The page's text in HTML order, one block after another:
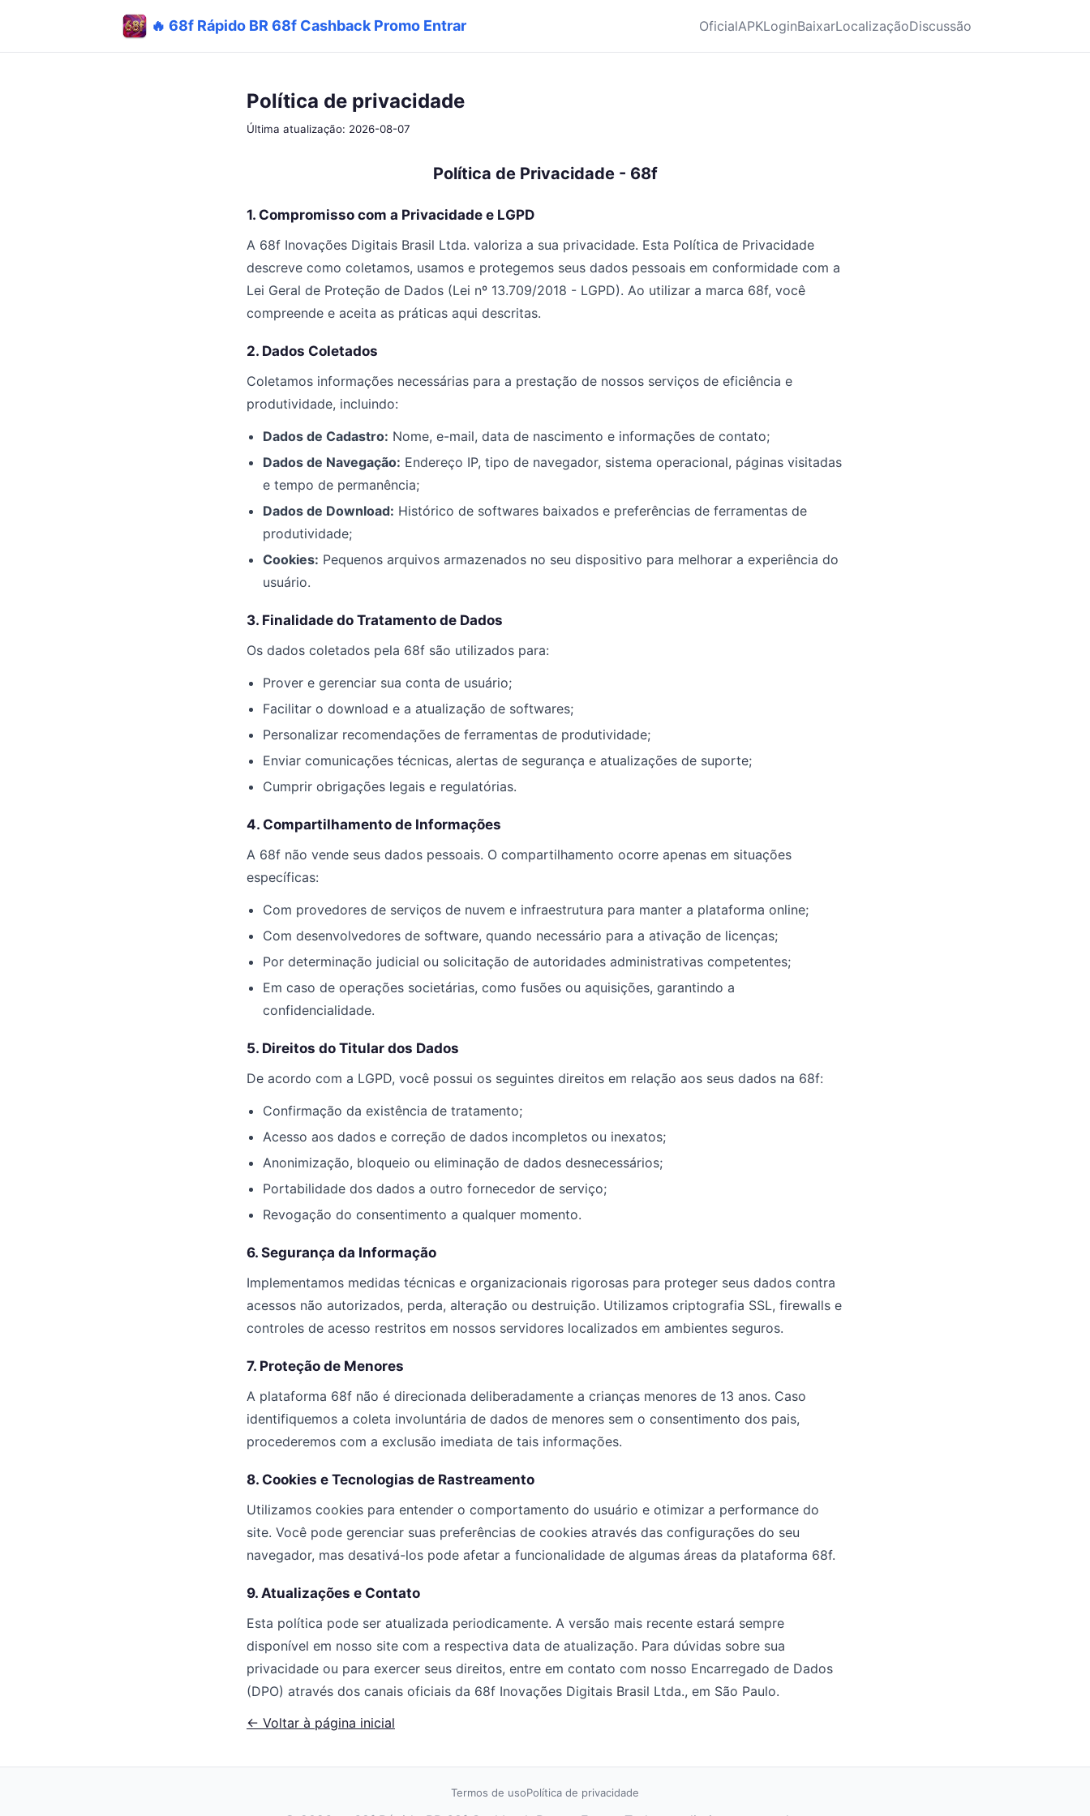
🔥 68f Rápido BR 68f Cashback Promo Entrar OficialAPKLoginBaixarLocalizaçãoDiscussão
Política de privacidade
Última atualização: 2026-08-07
Política de Privacidade - 68f
1. Compromisso com a Privacidade e LGPD
A 68f Inovações Digitais Brasil Ltda. valoriza a sua privacidade. Esta Política de Privacidade
descreve como coletamos, usamos e protegemos seus dados pessoais em conformidade com a
Lei Geral de Proteção de Dados (Lei nº 13.709/2018 - LGPD). Ao utilizar a marca 68f, você
compreende e aceita as práticas aqui descritas.
2. Dados Coletados
Coletamos informações necessárias para a prestação de nossos serviços de eficiência e
produtividade, incluindo:
Dados de Cadastro: Nome, e-mail, data de nascimento e informações de contato;
Dados de Navegação: Endereço IP, tipo de navegador, sistema operacional, páginas visitadas
e tempo de permanência;
Dados de Download: Histórico de softwares baixados e preferências de ferramentas de
produtividade;
Cookies: Pequenos arquivos armazenados no seu dispositivo para melhorar a experiência do
usuário.
3. Finalidade do Tratamento de Dados
Os dados coletados pela 68f são utilizados para:
Prover e gerenciar sua conta de usuário;
Facilitar o download e a atualização de softwares;
Personalizar recomendações de ferramentas de produtividade;
Enviar comunicações técnicas, alertas de segurança e atualizações de suporte;
Cumprir obrigações legais e regulatórias.
4. Compartilhamento de Informações
A 68f não vende seus dados pessoais. O compartilhamento ocorre apenas em situações
específicas:
Com provedores de serviços de nuvem e infraestrutura para manter a plataforma online;
Com desenvolvedores de software, quando necessário para a ativação de licenças;
Por determinação judicial ou solicitação de autoridades administrativas competentes;
Em caso de operações societárias, como fusões ou aquisições, garantindo a
confidencialidade.
5. Direitos do Titular dos Dados
De acordo com a LGPD, você possui os seguintes direitos em relação aos seus dados na 68f:
Confirmação da existência de tratamento;
Acesso aos dados e correção de dados incompletos ou inexatos;
Anonimização, bloqueio ou eliminação de dados desnecessários;
Portabilidade dos dados a outro fornecedor de serviço;
Revogação do consentimento a qualquer momento.
6. Segurança da Informação
Implementamos medidas técnicas e organizacionais rigorosas para proteger seus dados contra
acessos não autorizados, perda, alteração ou destruição. Utilizamos criptografia SSL, firewalls e
controles de acesso restritos em nossos servidores localizados em ambientes seguros.
7. Proteção de Menores
A plataforma 68f não é direcionada deliberadamente a crianças menores de 13 anos. Caso
identifiquemos a coleta involuntária de dados de menores sem o consentimento dos pais,
procederemos com a exclusão imediata de tais informações.
8. Cookies e Tecnologias de Rastreamento
Utilizamos cookies para entender o comportamento do usuário e otimizar a performance do
site. Você pode gerenciar suas preferências de cookies através das configurações do seu
navegador, mas desativá-los pode afetar a funcionalidade de algumas áreas da plataforma 68f.
9. Atualizações e Contato
Esta política pode ser atualizada periodicamente. A versão mais recente estará sempre
disponível em nosso site com a respectiva data de atualização. Para dúvidas sobre sua
privacidade ou para exercer seus direitos, entre em contato com nosso Encarregado de Dados
(DPO) através dos canais oficiais da 68f Inovações Digitais Brasil Ltda., em São Paulo.
← Voltar à página inicial
Termos de usoPolítica de privacidade